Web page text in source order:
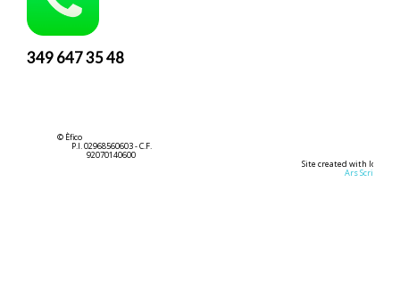
349 647 35 48
© Èfico
P.I. 02968560603 - C.F.
92070140600
Site created with love by
Ars Scribendi